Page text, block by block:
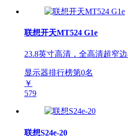
联想开天MT524 G1e
23.8英寸高清，全高清超窄
显示器排行榜第0名
￥
579
联想S24e-20